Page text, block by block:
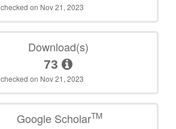
checked on Nov 21, 2023
Download(s)
73
checked on Nov 21, 2023
Google ScholarTM